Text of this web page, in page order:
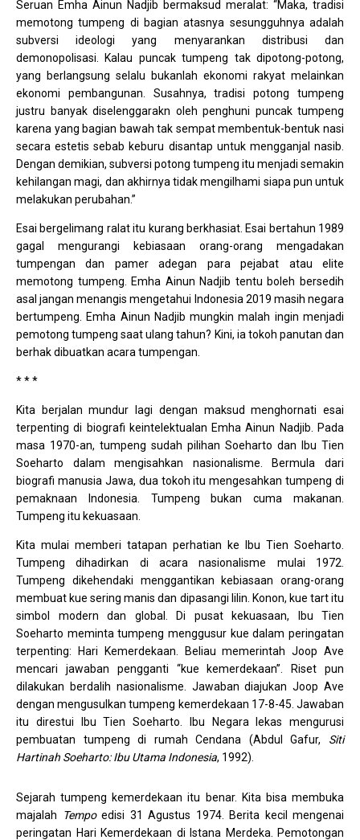
Seruan Emha Ainun Nadjib bermaksud meralat: “Maka, tradisi
memotong tumpeng di bagian atasnya sesungguhnya adalah
subversi ideologi yang menyarankan distribusi dan
demonopolisasi. Kalau puncak tumpeng tak dipotong-potong,
yang berlangsung selalu bukanlah ekonomi rakyat melainkan
ekonomi pembangunan. Susahnya, tradisi potong tumpeng
justru banyak diselenggarakn oleh penghuni puncak tumpeng
karena yang bagian bawah tak sempat membentuk-bentuk nasi
secara estetis sebab keburu disantap untuk mengganjal nasib.
Dengan demikian, subversi potong tumpeng itu menjadi semakin
kehilangan magi, dan akhirnya tidak mengilhami siapa pun untuk
melakukan perubahan.”
Esai bergelimang ralat itu kurang berkhasiat. Esai bertahun 1989
gagal mengurangi kebiasaan orang-orang mengadakan
tumpengan dan pamer adegan para pejabat atau elite
memotong tumpeng. Emha Ainun Nadjib tentu boleh bersedih
asal jangan menangis mengetahui Indonesia 2019 masih negara
bertumpeng. Emha Ainun Nadjib mungkin malah ingin menjadi
pemotong tumpeng saat ulang tahun? Kini, ia tokoh panutan dan
berhak dibuatkan acara tumpengan.
* * *
Kita berjalan mundur lagi dengan maksud menghornati esai
terpenting di biografi keintelektualan Emha Ainun Nadjib. Pada
masa 1970-an, tumpeng sudah pilihan Soeharto dan Ibu Tien
Soeharto dalam mengisahkan nasionalisme. Bermula dari
biografi manusia Jawa, dua tokoh itu mengesahkan tumpeng di
pemaknaan Indonesia. Tumpeng bukan cuma makanan.
Tumpeng itu kekuasaan.
Kita mulai memberi tatapan perhatian ke Ibu Tien Soeharto.
Tumpeng dihadirkan di acara nasionalisme mulai 1972.
Tumpeng dikehendaki menggantikan kebiasaan orang-orang
membuat kue sering manis dan dipasangi lilin. Konon, kue tart itu
simbol modern dan global. Di pusat kekuasaan, Ibu Tien
Soeharto meminta tumpeng menggusur kue dalam peringatan
terpenting: Hari Kemerdekaan. Beliau memerintah Joop Ave
mencari jawaban pengganti “kue kemerdekaan”. Riset pun
dilakukan berdalih nasionalisme. Jawaban diajukan Joop Ave
dengan mengusulkan tumpeng kemerdekaan 17-8-45. Jawaban
itu direstui Ibu Tien Soeharto. Ibu Negara lekas mengurusi
pembuatan tumpeng di rumah Cendana (Abdul Gafur, Siti
Hartinah Soeharto: Ibu Utama Indonesia, 1992).
Sejarah tumpeng kemerdekaan itu benar. Kita bisa membuka
majalah
Tempoedisi 31 Agustus 1974. Berita kecil mengenai
peringatan Hari Kemerdekaan di Istana Merdeka. Pemotongan